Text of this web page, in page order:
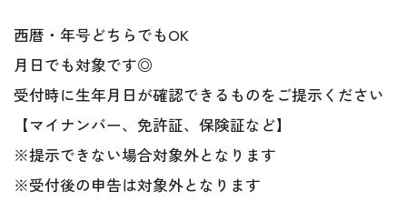
西暦・年号どちらでもOK
月日でも対象です◎
受付時に生年月日が確認できるものをご提示ください
【マイナンバー、免許証、保険証など】
※提示できない場合対象外となります
※受付後の申告は対象外となります